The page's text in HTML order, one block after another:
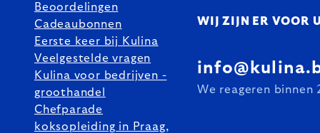
Beoordelingen
Cadeaubonnen
Eerste keer bij Kulina
Veelgestelde vragen
Kulina voor bedrijven -
groothandel
Chefparade
koksopleiding in Praag,
WIJ ZIJN ER VOOR U
We reageren binnen